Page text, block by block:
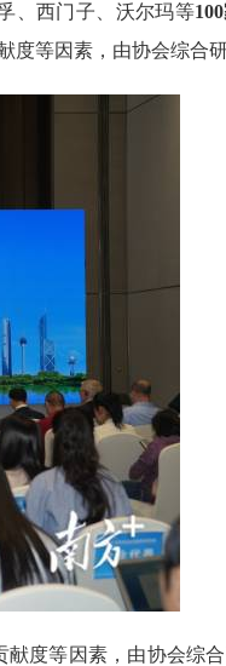
、西门子、沃尔玛等
等因素，由协会综合研
度等因素，由协会综合